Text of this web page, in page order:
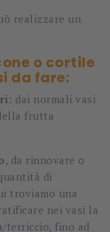
realizzare un
o cortile
da fare:
: dai normali vasi
frutta
, da rinnovare o
di
troviamo una
nei vasi la
terriccio, fino ad